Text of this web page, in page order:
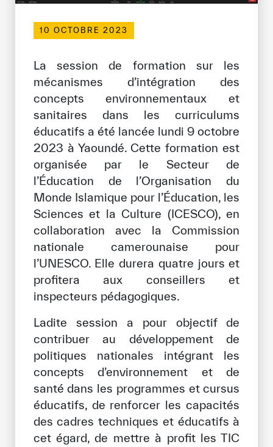
Bibliothèque Numérique de l’ICESCO
Actualités et événements
Communiqués de presse
Événements
Réseaux Sociaux de l’ICESCO
Contact
Contact
Bureaux de l’ICESCO
S’engager
Notre méthode de travail
S’engager
Rejoignez la famille de l’ICESCO
Pour les fournisseurs
Devenir partenaire
Soutien et dons
10 OCTOBRE 2023
La session de formation sur les
mécanismes d’intégration des
concepts environnementaux et
sanitaires dans les curriculums
éducatifs a été lancée lundi 9 octobre
2023 à Yaoundé. Cette formation est
organisée par le Secteur de
l’Éducation de l’Organisation du
Monde Islamique pour l’Éducation, les
Sciences et la Culture (ICESCO), en
collaboration avec la Commission
nationale camerounaise pour
l’UNESCO. Elle durera quatre jours et
profitera aux conseillers et
inspecteurs pédagogiques.
Ladite session a pour objectif de
contribuer au développement de
politiques nationales intégrant les
concepts d’environnement et de
santé dans les programmes et cursus
éducatifs, de renforcer les capacités
des cadres techniques et éducatifs à
cet égard, de mettre à profit les TIC